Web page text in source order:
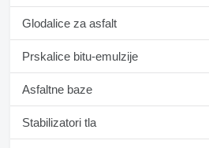
Glodalice za asfalt
Prskalice bitu-emulzije
Asfaltne baze
Stabilizatori tla